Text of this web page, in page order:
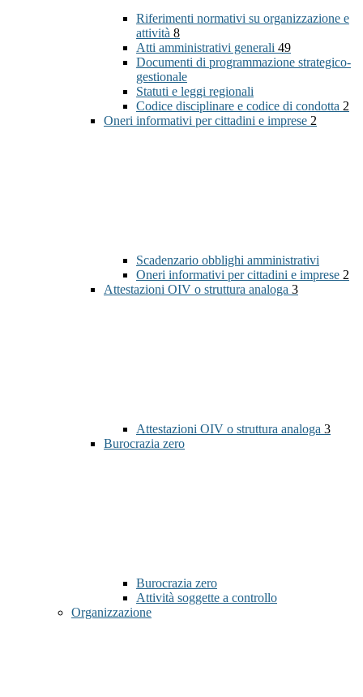
Riferimenti normativi su organizzazione e
attività 8
Atti amministrativi generali 49
Documenti di programmazione strategico-
gestionale
Statuti e leggi regionali
Codice disciplinare e codice di condotta 2
Oneri informativi per cittadini e imprese 2
Scadenzario obblighi amministrativi
Oneri informativi per cittadini e imprese 2
Attestazioni OIV o struttura analoga 3
Attestazioni OIV o struttura analoga 3
Burocrazia zero
Burocrazia zero
Attività soggette a controllo
Organizzazione